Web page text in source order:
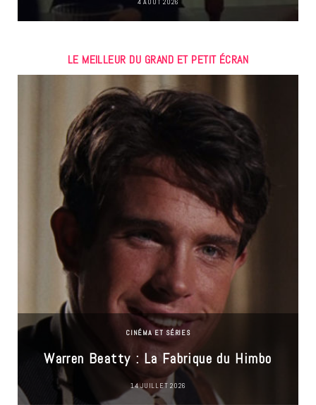
LE MEILLEUR DU GRAND ET PETIT ÉCRAN
CINÉMA ET SÉRIES
Warren Beatty : La Fabrique du Himbo
14 JUILLET 2026